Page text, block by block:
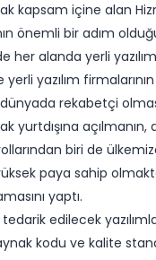
kapsam içine alan
önemli bir adım
her alanda yerli
yazılım
rekabetçi
yurtdışına
biri de
paya sahip
yaptı.
edilecek
kodu ve kalite